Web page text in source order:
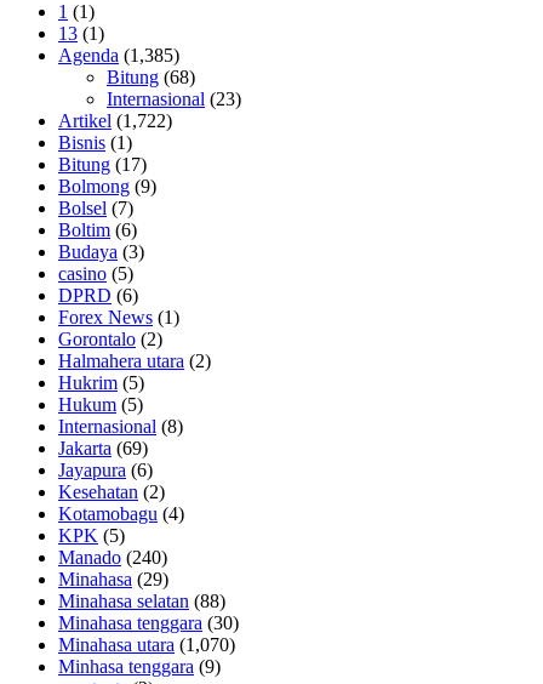
1 (1)
13 (1)
Agenda (1,385)
Bitung (68)
Internasional (23)
Artikel (1,722)
Bisnis (1)
Bitung (17)
Bolmong (9)
Bolsel (7)
Boltim (6)
Budaya (3)
casino (5)
DPRD (6)
Forex News (1)
Gorontalo (2)
Halmahera utara (2)
Hukrim (5)
Hukum (5)
Internasional (8)
Jakarta (69)
Jayapura (6)
Kesehatan (2)
Kotamobagu (4)
KPK (5)
Manado (240)
Minahasa (29)
Minahasa selatan (88)
Minahasa tenggara (30)
Minahasa utara (1,070)
Minhasa tenggara (9)